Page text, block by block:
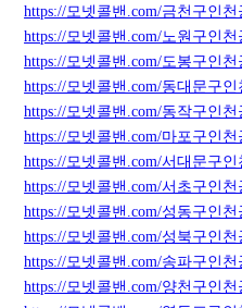
https://모넷콜밴.com/금천구인천
https://모넷콜밴.com/노원구인천
https://모넷콜밴.com/도봉구인천
https://모넷콜밴.com/동대문구인
https://모넷콜밴.com/동작구인천
https://모넷콜밴.com/마포구인천
https://모넷콜밴.com/서대문구인
https://모넷콜밴.com/서초구인천
https://모넷콜밴.com/성동구인천
https://모넷콜밴.com/성북구인천
https://모넷콜밴.com/송파구인천
https://모넷콜밴.com/양천구인천